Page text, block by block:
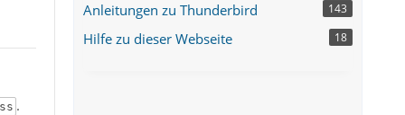
.
Anleitungen zu Thunderbird 143
Hilfe zu dieser Webseite 18